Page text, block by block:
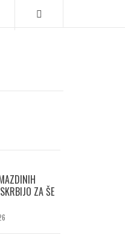
ZA ŠE